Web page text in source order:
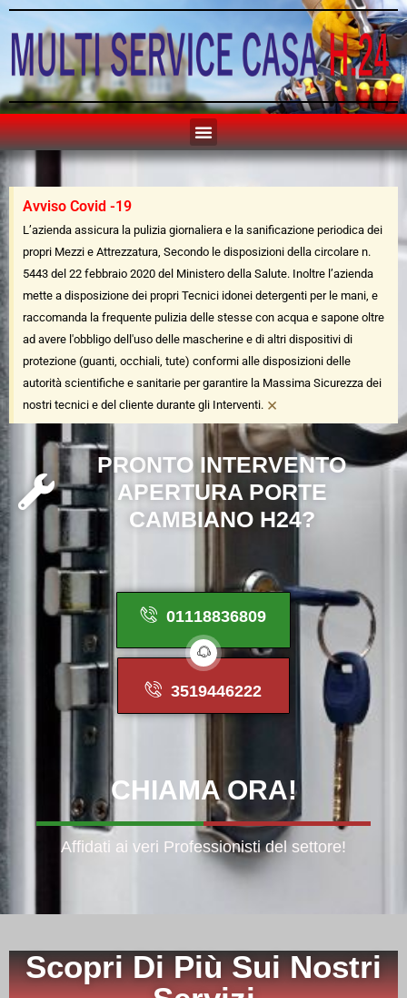
Avviso Covid -19
L’azienda assicura la pulizia giornaliera e la sanificazione periodica dei
propri Mezzi e Attrezzatura, Secondo le disposizioni della circolare n.
5443 del 22 febbraio 2020 del Ministero della Salute. Inoltre l’azienda
mette a disposizione dei propri Tecnici idonei detergenti per le mani, e
raccomanda la frequente pulizia delle stesse con acqua e sapone oltre
ad avere l'obbligo dell'uso delle mascherine e di altri dispositivi di
protezione (guanti, occhiali, tute) conformi alle disposizioni delle
autorità scientifiche e sanitarie per garantire la Massima Sicurezza dei
nostri tecnici e del cliente durante gli Interventi. ×
PRONTO INTERVENTO
APERTURA PORTE
CAMBIANO H24?
01118836809
3519446222
CHIAMA ORA!
Affidati ai veri Professionisti del settore!
Scopri Di Più Sui Nostri